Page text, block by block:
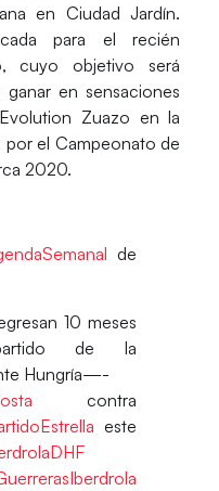
en Ciudad Jardín.
para el recién
cuyo objetivo será
en sensaciones
Zuazo en la
por el Campeonato de
2020.
de
10 meses
de la
Hungría—-
contra
este